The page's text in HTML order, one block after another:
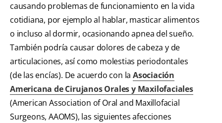
causando problemas de funcionamiento en la vida
cotidiana, por ejemplo al hablar, masticar alimentos
o incluso al dormir, ocasionando apnea del sueño.
También podría causar dolores de cabeza y de
articulaciones, así como molestias periodontales
(de las encías). De acuerdo con laAsociación
Americana de Cirujanos Orales y Maxilofaciales
(American Association of Oral and Maxillofacial
Surgeons, AAOMS), las siguientes afecciones